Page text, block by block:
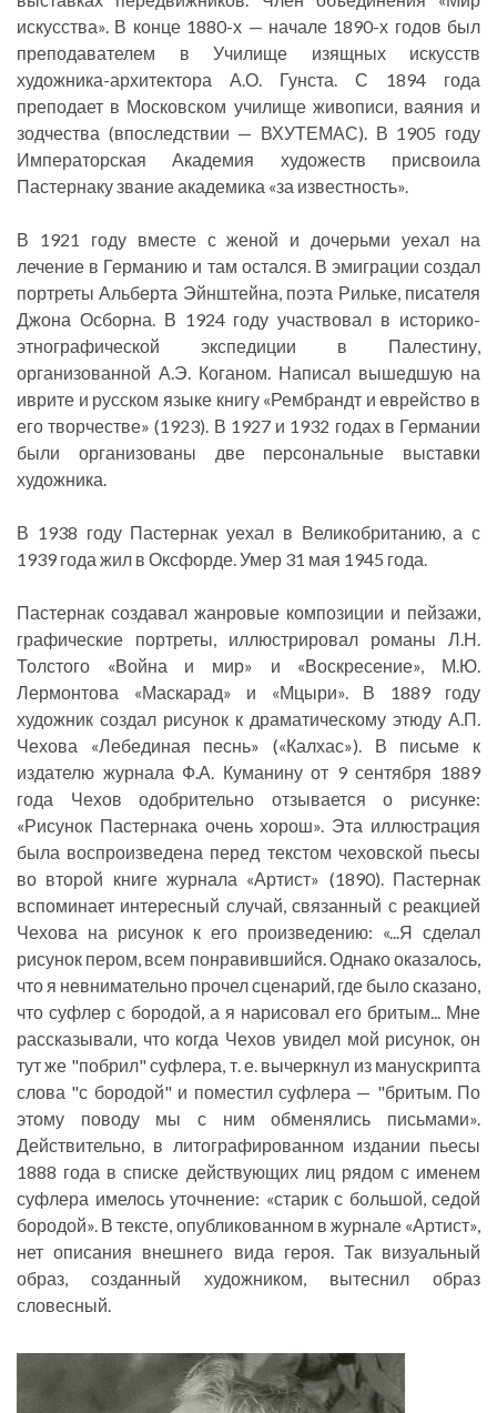
искусства». В конце 1880-х — начале 1890-х годов был
преподавателем в Училище изящных искусств
художника-архитектора А.О. Гунста. С 1894 года
преподает в Московском училище живописи, ваяния и
зодчества (впоследствии — ВХУТЕМАС). В 1905 году
Императорская Академия художеств присвоила
Пастернаку звание академика «за известность».
В 1921 году вместе с женой и дочерьми уехал на
лечение в Германию и там остался. В эмиграции создал
портреты Альберта Эйнштейна, поэта Рильке, писателя
Джона Осборна. В 1924 году участвовал в историко-
этнографической экспедиции в Палестину,
организованной А.Э. Коганом. Написал вышедшую на
иврите и русском языке книгу «Рембрандт и еврейство в
его творчестве» (1923). В 1927 и 1932 годах в Германии
были организованы две персональные выставки
художника.
В 1938 году Пастернак уехал в Великобританию, а с
1939 года жил в Оксфорде. Умер 31 мая 1945 года.
Пастернак создавал жанровые композиции и пейзажи,
графические портреты, иллюстрировал романы Л.Н.
Толстого «Война и мир» и «Воскресение», М.Ю.
Лермонтова «Маскарад» и «Мцыри». В 1889 году
художник создал рисунок к драматическому этюду А.П.
Чехова «Лебединая песнь» («Калхас»). В письме к
издателю журнала Ф.А. Куманину от 9 сентября 1889
года Чехов одобрительно отзывается о рисунке:
«Рисунок Пастернака очень хорош». Эта иллюстрация
была воспроизведена перед текстом чеховской пьесы
во второй книге журнала «Артист» (1890). Пастернак
вспоминает интересный случай, связанный с реакцией
Чехова на рисунок к его произведению: «...Я сделал
рисунок пером, всем понравившийся. Однако оказалось,
что я невнимательно прочел сценарий, где было сказано,
что суфлер с бородой, а я нарисовал его бритым... Мне
рассказывали, что когда Чехов увидел мой рисунок, он
тут же "побрил" суфлера, т. е. вычеркнул из манускрипта
слова "с бородой" и поместил суфлера — "бритым. По
этому поводу мы с ним обменялись письмами».
Действительно, в литографированном издании пьесы
1888 года в списке действующих лиц рядом с именем
суфлера имелось уточнение: «старик с большой, седой
бородой». В тексте, опубликованном в журнале «Артист»,
нет описания внешнего вида героя. Так визуальный
образ, созданный художником, вытеснил образ
словесный.